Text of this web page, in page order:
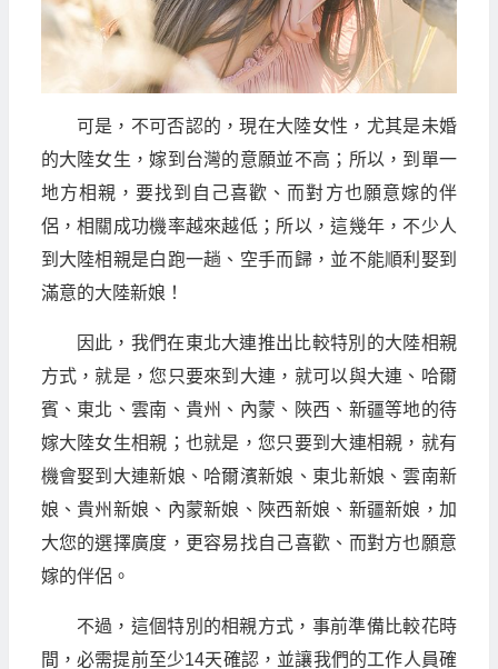
可是，不可否認的，現在大陸女性，尤其是未婚
的大陸女生，嫁到台灣的意願並不高；所以，到單一
地方相親，要找到自己喜歡、而對方也願意嫁的伴
侶，相關成功機率越來越低；所以，這幾年，不少人
到大陸相親是白跑一趟、空手而歸，並不能順利娶到
滿意的大陸新娘！
因此，我們在東北大連推出比較特別的大陸相親
方式，就是，您只要來到大連，就可以與大連、哈爾
賓、東北、雲南、貴州、內蒙、陜西、新疆等地的待
嫁大陸女生相親；也就是，您只要到大連相親，就有
機會娶到大連新娘、哈爾濱新娘、東北新娘、雲南新
娘、貴州新娘、內蒙新娘、陜西新娘、新疆新娘，加
大您的選擇廣度，更容易找自己喜歡、而對方也願意
嫁的伴侶。
不過，這個特別的相親方式，事前準備比較花時
間，必需提前至少14天確認，並讓我們的工作人員確